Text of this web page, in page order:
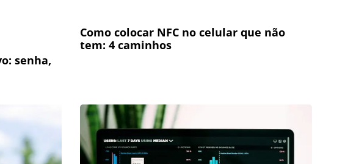
senha,
Como colocar NFC no celular que não
tem: 4 caminhos